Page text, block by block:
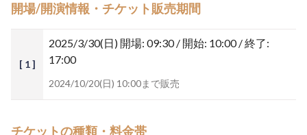
開場/開演情報・チケット販売期間
[ 1 ]
2025/3/30(日) 開場: 09:30 / 開始: 10:00 / 終了:
17:00
2024/10/20(日) 10:00まで販売
チケットの種類・料金帯